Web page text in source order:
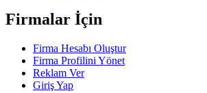
Firmalar İçin
Firma Hesabı Oluştur
Firma Profilini Yönet
Reklam Ver
Giriş Yap